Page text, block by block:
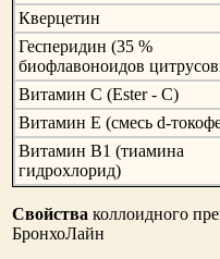
Кверцетин
Гесперидин (35 %
биофлавоноидов
Витамин С (Ester - C)
Витамин Е (смесь d-
Витамин B1 (тиамина
гидрохлорид)
Свойства коллоидного
БронхоЛайн